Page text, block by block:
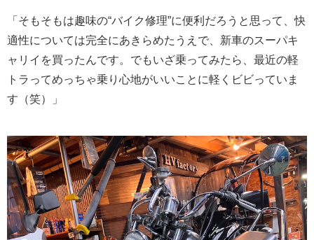
「そもそもは趣味の“バイク修理”に便利だろうと思って、快
適性については完全にあきらめたうえで、新車のスーパキ
ャリイを買ったんです。でもいざ乗ってみたら、最近の軽
トラってめっちゃ乗り心地がいいことに軽くビビっていま
す（笑）」